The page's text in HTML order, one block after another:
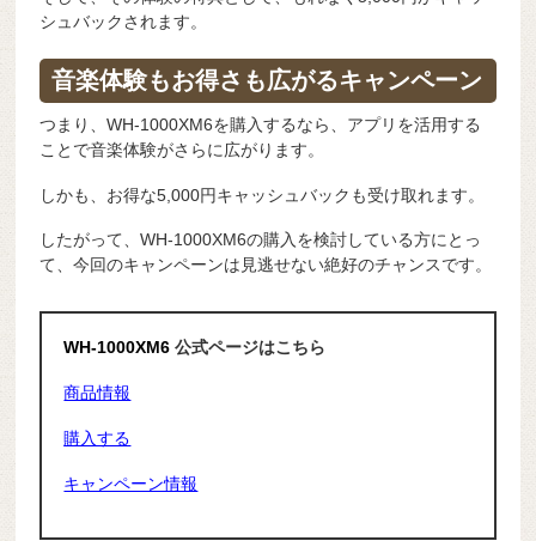
シュバックされます。
音楽体験もお得さも広がるキャンペーン
つまり、WH-1000XM6を購入するなら、アプリを活用する
ことで音楽体験がさらに広がります。
しかも、お得な5,000円キャッシュバックも受け取れます。
したがって、WH-1000XM6の購入を検討している方にとっ
て、今回のキャンペーンは見逃せない絶好のチャンスです。
WH-1000XM6公式ページはこちら
商品情報
購入する
キャンペーン情報